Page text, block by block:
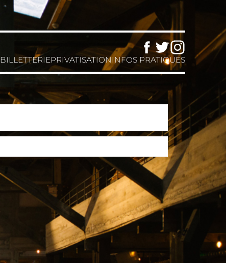
Facebook
TwitterInstagram
BILLETTERIEPRIVATISATIONINFOS PRATIQUES